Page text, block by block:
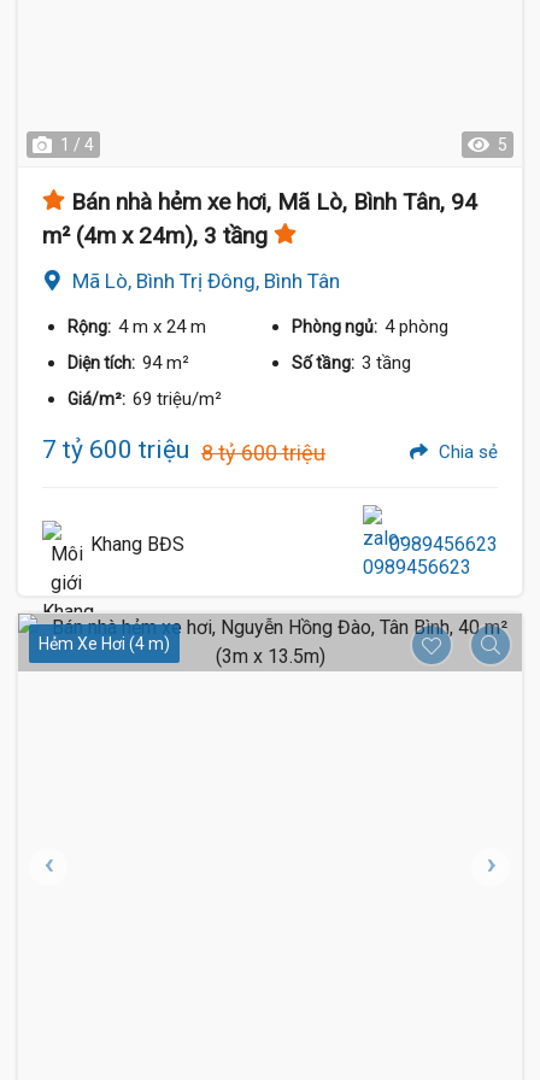
1 / 4 5
Bán nhà hẻm xe hơi, Mã Lò, Bình Tân, 94
m² (4m x 24m), 3 tầng
Mã Lò, Bình Trị Đông, Bình Tân
Rộng: 4 m x 24 m Phòng ngủ: 4 phòng
Diện tích: 94 m² Số tầng: 3 tầng
Giá/m²: 69 triệu/m²
7 tỷ 600 triệu 8 tỷ 600 triệu Chia sẻ
Khang BĐS 0989456623
Hẻm Xe Hơi (4 m)